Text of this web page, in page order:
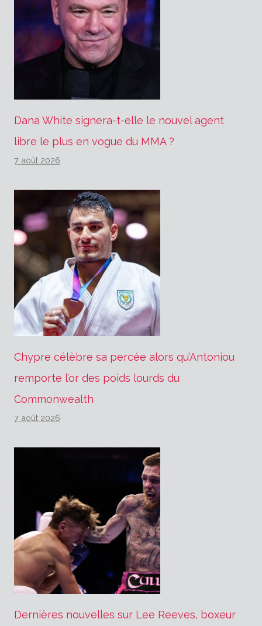
Dana White signera-t-elle le nouvel agent
libre le plus en vogue du MMA ?
7 août 2026
Chypre célèbre sa percée alors qu’Antoniou
remporte l’or des poids lourds du
Commonwealth
7 août 2026
Dernières nouvelles sur Lee Reeves, boxeur